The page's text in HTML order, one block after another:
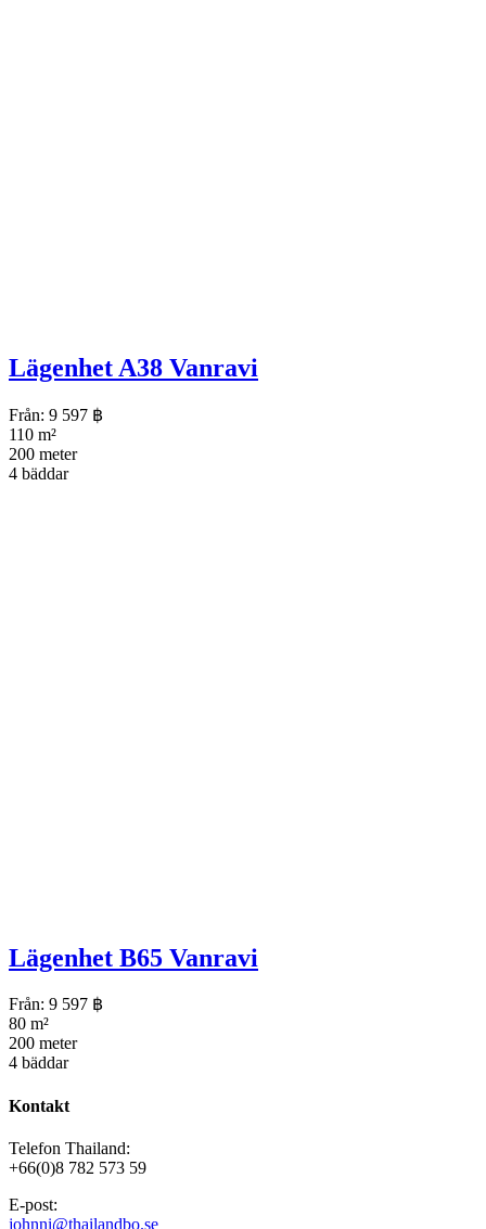
Lägenhet A38 Vanravi
Från: 9 597 ฿
110 m²
200 meter
4 bäddar
Lägenhet B65 Vanravi
Från: 9 597 ฿
80 m²
200 meter
4 bäddar
Kontakt
Telefon Thailand:
+66(0)8 782 573 59
E-post:
johnni@thailandbo.se